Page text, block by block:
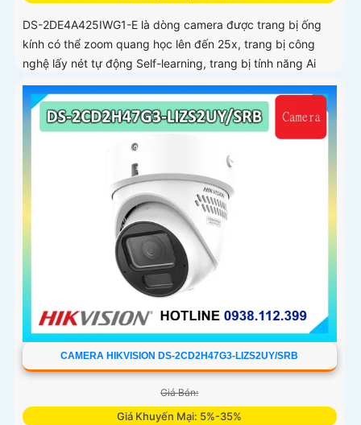
DS-2DE4A425IWG1-E là dòng camera được trang bị ống
kính có thể zoom quang học lên đến 25x, trang bị công
nghệ lấy nét tự động Self-learning, trang bị tính năng Ai
nhận diện chính xác tích hợp AcuSearch khi kết hợp chung
với đầu ghi hình, nhìn ban đêm bằng hồng ngoại 50m
CAMERA HIKVISION DS-2CD2H47G3-LIZS2UY/SRB
Giá Bán:
Giá Khuyến Mại: 5%-35%